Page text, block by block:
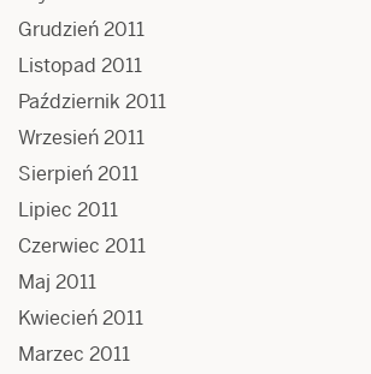
Grudzień 2011
Listopad 2011
Październik 2011
Wrzesień 2011
Sierpień 2011
Lipiec 2011
Czerwiec 2011
Maj 2011
Kwiecień 2011
Marzec 2011